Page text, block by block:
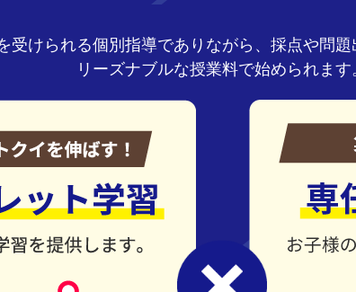
受けられる個別指導でありながら、採点や問
リーズナブルな授業料で始められます